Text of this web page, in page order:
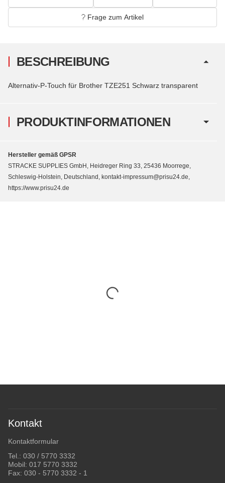
Frage zum Artikel
PRODUKTINFORMATIONEN
BESCHREIBUNG
Alternativ-P-Touch für Brother TZE251 Schwarz transparent
Hersteller gemäß GPSR
STRACKE SUPPLIES GmbH, Heidreger Ring 33, 25436 Moorrege,
Schleswig-Holstein, Deutschland, kontakt-impressum@prisu24.de,
https://www.prisu24.de
Kontakt
Kontaktformular
Tel.: 030 / 5770 3332
Mobil: 017 5770 3332
Fax: 030 - 5770 3332 - 1